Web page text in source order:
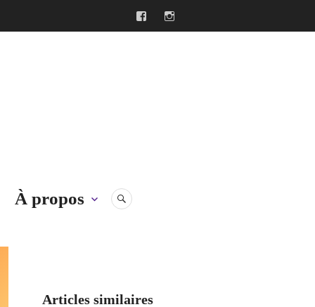
Facebook
À propos RECHERCHE
Articles similaires